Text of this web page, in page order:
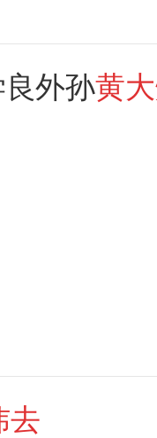
良外孙黄
去